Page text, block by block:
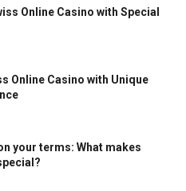
Online Casino with Special
Online Casino with Unique
your terms: What makes